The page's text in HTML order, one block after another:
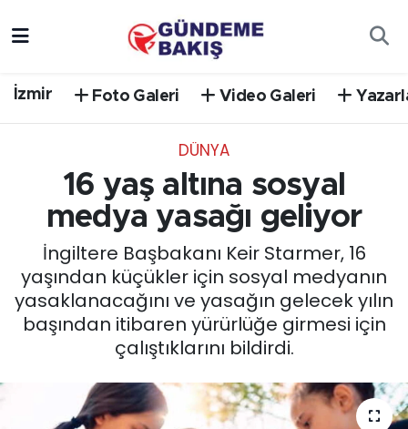
İzmir Foto Galeri Video Galeri
DÜNYA
16 yaş altına sosyal
medya yasağı geliyor
İngiltere Başbakanı Keir Starmer, 16
yaşından küçükler için sosyal medyanın
yasaklanacağını ve yasağın gelecek yılın
başından itibaren yürürlüğe girmesi için
çalıştıklarını bildirdi.
EGE
EĞİTİM
EKONOMİ
English News
GÜNCEL
Süper Lig Puan Durumu ve Fikstür
Tüm Manşetler
Son Dakika Haberleri
Haber Arşivi